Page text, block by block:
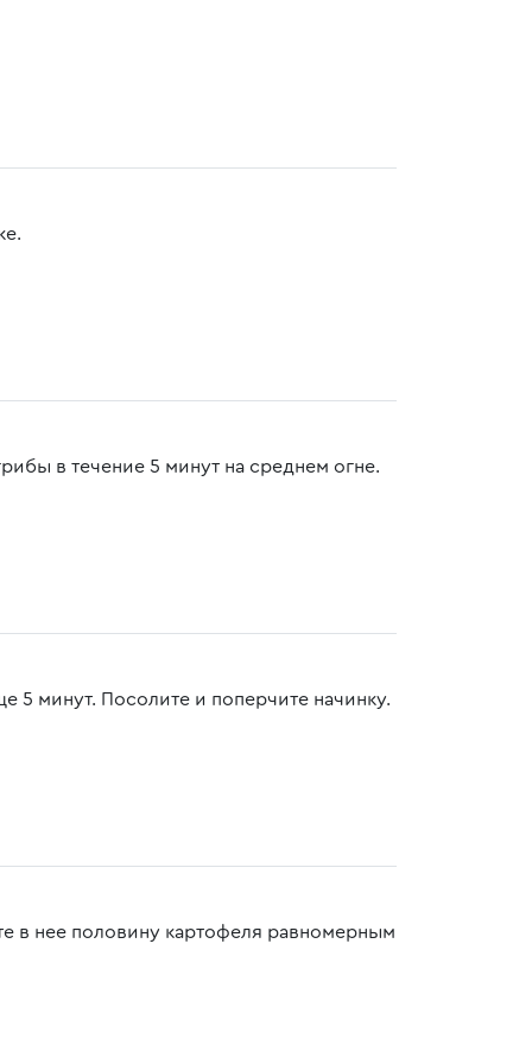
в течение 5 минут на среднем огне.
5 минут. Посолите и поперчите начинку.
в нее половину картофеля равномерным